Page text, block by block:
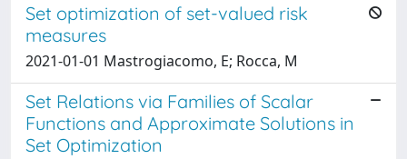
Set optimization of set-valued risk
measures
2021-01-01 Mastrogiacomo, E; Rocca, M
Set Relations via Families of Scalar
Functions and Approximate Solutions in
Set Optimization